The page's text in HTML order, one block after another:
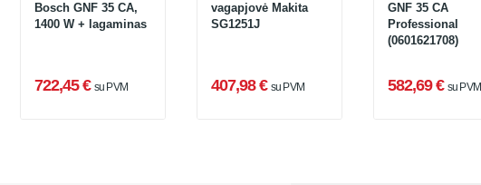
Bosch GNF 35 CA,
1400 W + lagaminas
722,45 € su PVM
vagapjovė Makita
SG1251J
407,98 € su PVM
GNF 35 CA
Professional
(0601621708)
582,69 € su PVM